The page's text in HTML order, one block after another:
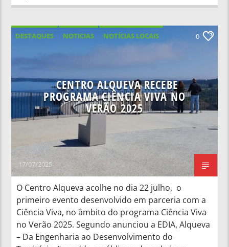
DESTAQUES NOTICIAS
NOTÍCIAS LOCAIS
0
CENTRO ALQUEVA RECEBE
PROGRAMA CIÊNCIA VIVA NO
VERÃO 2025
17/07/2025
O Centro Alqueva acolhe no dia 22 julho, o
primeiro evento desenvolvido em parceria com a
Ciência Viva, no âmbito do programa Ciência Viva
no Verão 2025. Segundo anunciou a EDIA, Alqueva
– Da Engenharia ao Desenvolvimento do